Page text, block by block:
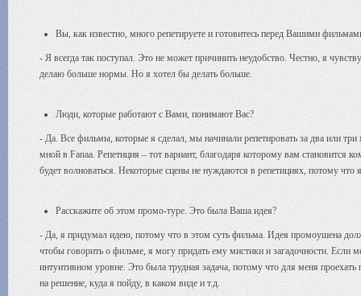
Вы, как известно, много репетируете и готовитесь перед Вашими
- Я всегда так поступал. Это не может причинить неудобство. Честно, я
делаю больше нормы. Но я хотел бы делать больше.
Люди, которые работают с Вами, понимают Вас?
- Да. Все фильмы, которые я сделал, мы начинали репетировать за два или
мной в Fanaa. Репетиция – тот вариант, благодаря которому вам
будет волноваться. Некоторые сцены не нуждаются в репетициях, потому
Расскажите об этом промо-туре. Это была Ваша идея?
- Да, я придумал идею, потому что в этом суть фильма. Идея промоушена
чтобы говорить о фильме, я могу придать ему мистики и загадочности. Если
интуитивном уровне. Это была трудная задача, потому что для меня
на решение, куда я пойду, в каком виде и т.д.